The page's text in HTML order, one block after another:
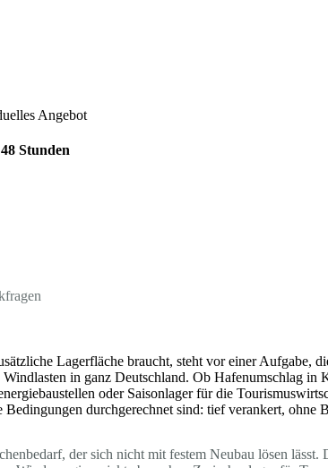
Angebot
Stunden
Lagerfläche braucht, steht vor einer Aufgabe,
Windlasten in ganz Deutschland. Ob Hafenumschlag
oder Saisonlager für die
durchgerechnet sind: tief verankert, ohne
der sich nicht mit festem Neubau lösen